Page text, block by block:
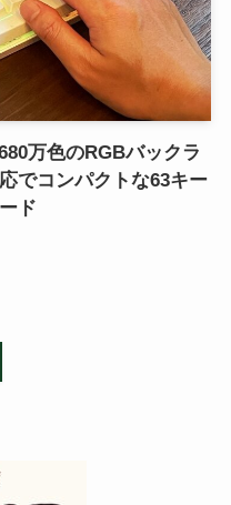
万色のRGBバックラ
でコンパクトな63キー
ド